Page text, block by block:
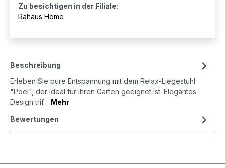
Zu besichtigen in der Filiale:
Rahaus Home
Beschreibung
Erleben Sie pure Entspannung mit dem Relax-Liegestuhl
"Poel", der ideal für Ihren Garten geeignet ist. Elegantes
Design trif… Mehr
Bewertungen